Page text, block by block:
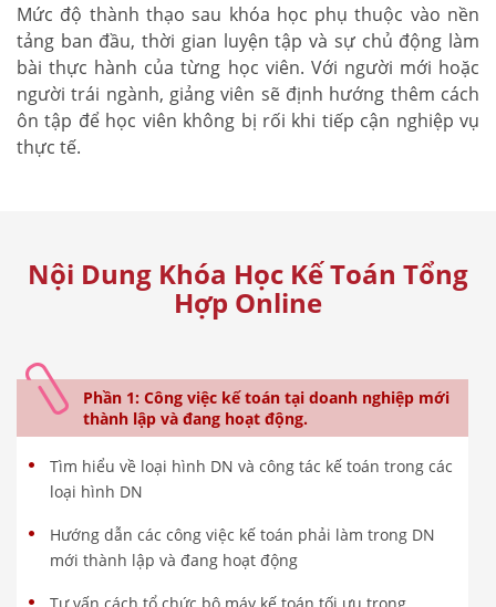
Mức độ thành thạo sau khóa học phụ thuộc vào nền
tảng ban đầu, thời gian luyện tập và sự chủ động làm
bài thực hành của từng học viên. Với người mới hoặc
người trái ngành, giảng viên sẽ định hướng thêm cách
ôn tập để học viên không bị rối khi tiếp cận nghiệp vụ
thực tế.
Nội Dung Khóa Học Kế Toán Tổng
Hợp Online
Phần 1: Công việc kế toán tại doanh nghiệp mới
thành lập và đang hoạt động.
Tìm hiểu về loại hình DN và công tác kế toán trong các
loại hình DN
Hướng dẫn các công việc kế toán phải làm trong DN
mới thành lập và đang hoạt động